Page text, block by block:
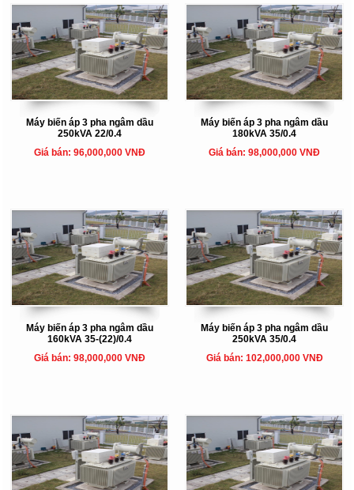
Máy biến áp 3 pha ngâm dầu
250kVA 22/0.4
Giá bán: 96,000,000 VNĐ
Máy biến áp 3 pha ngâm dầu
180kVA 35/0.4
Giá bán: 98,000,000 VNĐ
Máy biến áp 3 pha ngâm dầu
160kVA 35-(22)/0.4
Giá bán: 98,000,000 VNĐ
Máy biến áp 3 pha ngâm dầu
250kVA 35/0.4
Giá bán: 102,000,000 VNĐ